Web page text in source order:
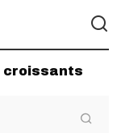
croissants